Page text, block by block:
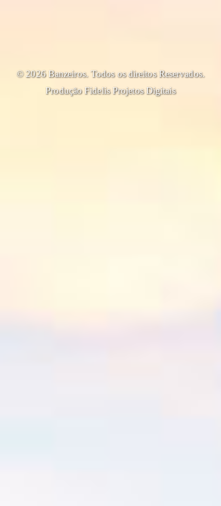
© 2026 Banzeiros. Todos os direitos Reservados.
Produção Fidelis Projetos Digitais